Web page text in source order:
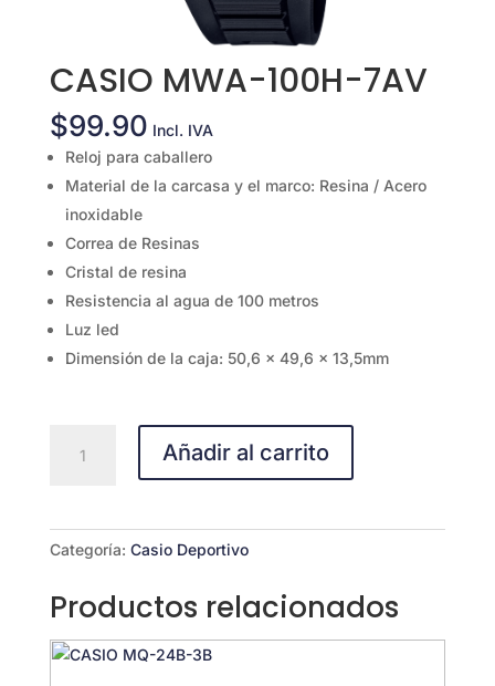
CASIO MWA-100H-7AV
$99.90 Incl. IVA
Reloj para caballero
Material de la carcasa y el marco: Resina / Acero
inoxidable
Correa de Resinas
Cristal de resina
Resistencia al agua de 100 metros
Luz led
Dimensión de la caja: 50,6 x 49,6 x 13,5mm
MWA-
Añadir al carrito
Categoría: Casio Deportivo
Productos relacionados